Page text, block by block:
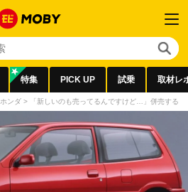
特集 PICK UP 試乗 取材レ
ホンダ > 「新しいのも売ってるんですけど…」併売する